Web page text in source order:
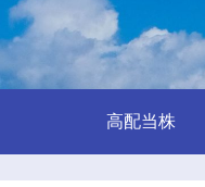
高配当株